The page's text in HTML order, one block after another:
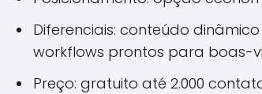
Diferenciais: conteúdo
workflows prontos para boas-
Preço: gratuito até 2.000